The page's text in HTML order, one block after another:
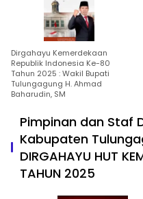
Dirgahayu Kemerdekaan
Republik Indonesia Ke-80
Tahun 2025 : Wakil Bupati
Tulungagung H. Ahmad
Baharudin, SM
Pimpinan dan Staf
Kabupaten
DIRGAHAYU HUT
TAHUN 2025